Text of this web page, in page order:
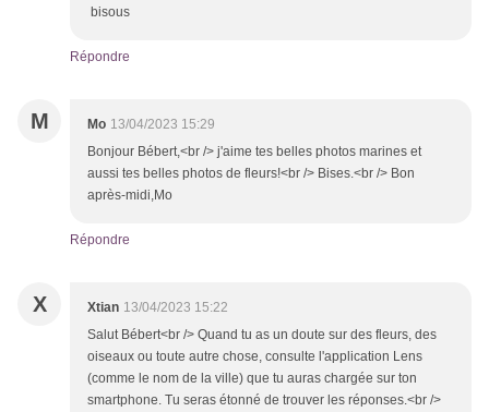
bisous
Répondre
M Mo 13/04/2023 15:29
Bonjour Bébert,<br /> j'aime tes belles photos marines et
aussi tes belles photos de fleurs!<br /> Bises.<br /> Bon
après-midi,Mo
Répondre
X Xtian 13/04/2023 15:22
Salut Bébert<br /> Quand tu as un doute sur des fleurs, des
oiseaux ou toute autre chose, consulte l'application Lens
(comme le nom de la ville) que tu auras chargée sur ton
smartphone. Tu seras étonné de trouver les réponses.<br />